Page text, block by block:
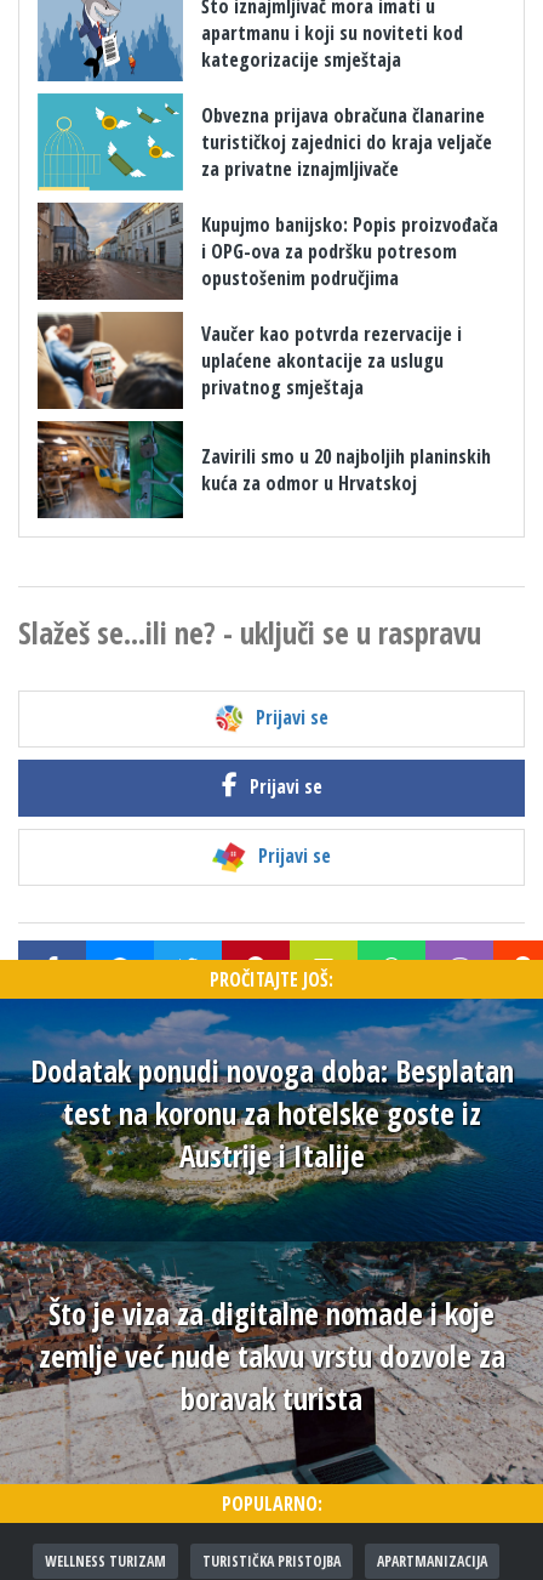
Što iznajmljivač mora imati u
apartmanu i koji su noviteti kod
kategorizacije smještaja
Obvezna prijava obračuna članarine
turističkoj zajednici do kraja veljače
za privatne iznajmljivače
​Kupujmo banijsko: Popis proizvođača
i OPG-ova za podršku potresom
opustošenim područjima
Vaučer kao potvrda rezervacije i
uplaćene akontacije za uslugu
privatnog smještaja
Zavirili smo u 20 najboljih planinskih
kuća za odmor u Hrvatskoj
Slažeš se...ili ne? - uključi se u raspravu
Prijavi se
Prijavi se
Prijavi se
PROČITAJTE JOŠ:
​Dodatak ponudi novoga doba: Besplatan
test na koronu za hotelske goste iz
Austrije i Italije
Što je viza za digitalne nomade i koje
zemlje već nude takvu vrstu dozvole za
boravak turista
POPULARNO:
WELLNESS TURIZAM TURISTIČKA PRISTOJBA APARTMANIZACIJA